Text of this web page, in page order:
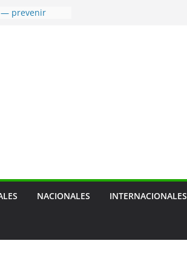
— prevenir
social
sobre
empresa
transporte
de las
terapia
cáncer de
NACIONALES INTERNACIONALES